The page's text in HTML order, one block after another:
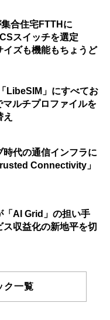
合住宅FTTHに
スイッチを選定
イズも機能もちょうど
LibeSIM」にすべてお
ルチプロファイルを
時代の通信インフラに
Connectivity」
「AI Grid」の担い手
収益化の新地平を切
ク一覧